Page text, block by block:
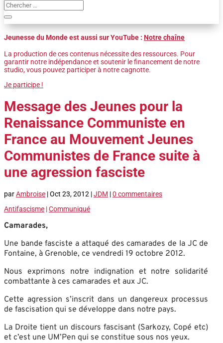
Jeunesse du Monde est aussi sur YouTube : Notre chaîne
La production de ces contenus nécessite des ressources. Pour
garantir notre indépendance et soutenir le financement de notre
studio, vous pouvez participer à notre cagnotte.
Je participe !
Message des Jeunes pour la
Renaissance Communiste en
France au Mouvement Jeunes
Communistes de France suite à
une agression fasciste
parAmbroise |Oct 23, 2012 |JDM |0 commentaires
Antifascisme |Communiqué
Camarades,
Une bande fasciste a attaqué des camarades de la JC de
Fontaine, à Grenoble, ce vendredi 19 octobre 2012.
Nous exprimons notre indignation et notre solidarité
combattante à ces camarades et aux JC.
Cette agression s’inscrit dans un dangereux processus
de fascisation qui se développe dans notre pays.
La Droite tient un discours fascisant (Sarkozy, Copé etc)
et c’est une UM’Pen qui se constitue sous nos yeux.